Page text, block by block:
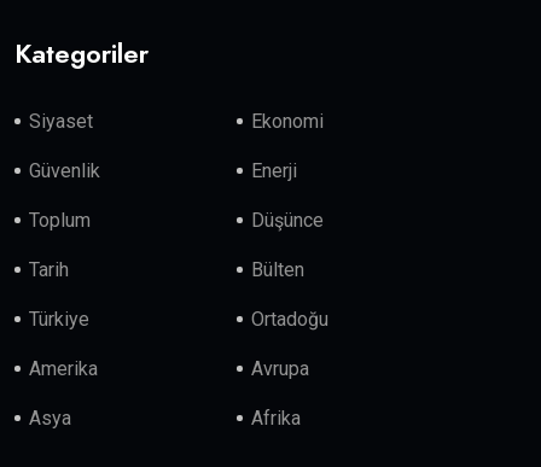
Kategoriler
Siyaset Ekonomi
Güvenlik Enerji
Toplum Düşünce
Tarih Bülten
Türkiye Ortadoğu
Amerika Avrupa
Asya Afrika